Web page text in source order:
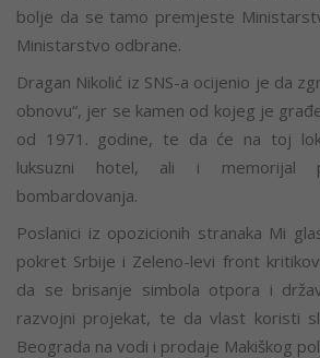
bolje da se tamo premjeste
Ministarstvo odbrane.
Dragan Nikolić iz SNS-a ocijenio je da
obnovu“, jer se kamen od kojeg je
od 1971. godine, te da će na toj
luksuzni hotel, ali i memorijal
bombardovanja.
Poslanici iz opozicionih stranaka Mi
pokret Srbije i Zeleno-levi front
da se brisanje simbola otpora i
razvojni projekat, te da vlast koristi
Beograda na vodi i prodaje Makiškog